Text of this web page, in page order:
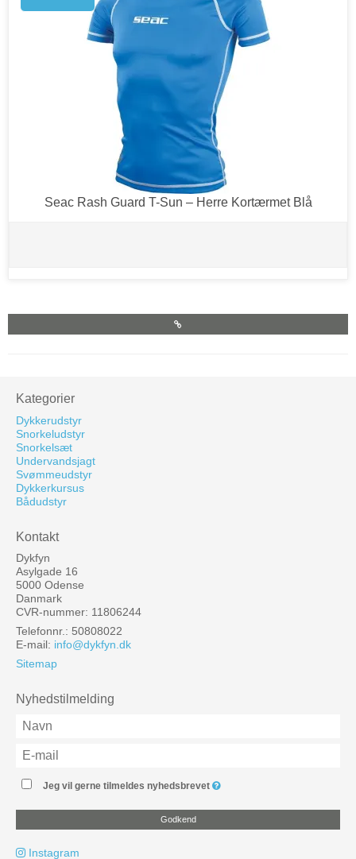
Seac Rash Guard T-Sun – Herre Kortærmet Blå
Kategorier
Dykkerudstyr
Snorkeludstyr
Snorkelsæt
Undervandsjagt
Svømmeudstyr
Dykkerkursus
Bådudstyr
Kontakt
Dykfyn
Asylgade 16
5000 Odense
Danmark
CVR-nummer: 11806244
Telefonnr.: 50808022
E-mail: info@dykfyn.dk
Sitemap
Nyhedstilmelding
Jeg vil gerne tilmeldes nyhedsbrevet
Godkend
Instagram